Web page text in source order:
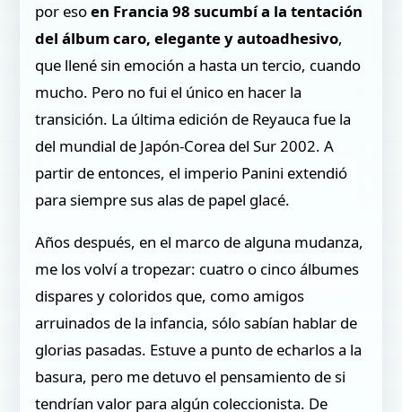
por esoen Francia 98 sucumbí a la tentación
del álbum caro, elegante y autoadhesivo,
que llené sin emoción a hasta un tercio, cuando
mucho. Pero no fui el único en hacer la
transición. La última edición de Reyauca fue la
del mundial de Japón-Corea del Sur 2002. A
partir de entonces, el imperio Panini extendió
para siempre sus alas de papel glacé.
Años después, en el marco de alguna mudanza,
me los volví a tropezar: cuatro o cinco álbumes
dispares y coloridos que, como amigos
arruinados de la infancia, sólo sabían hablar de
glorias pasadas. Estuve a punto de echarlos a la
basura, pero me detuvo el pensamiento de si
tendrían valor para algún coleccionista. De